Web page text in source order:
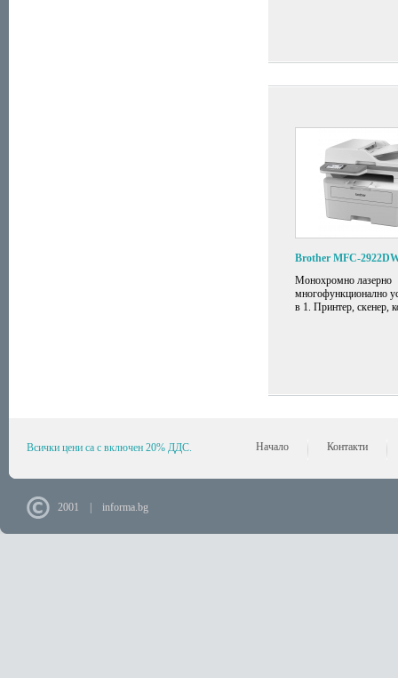
Brother MFC-
Монохромно лазерно
многофункционално
в 1. Принтер, скенер,
Всички цени са с включен 20% ДДС. Начало Контакти
2001 | informa.bg